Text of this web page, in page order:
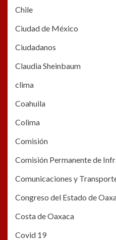
Chile
Ciudad de México
Ciudadanos
Claudia Sheinbaum
clima
Coahuila
Colima
Comisión
Comisión Permanente de
Comunicaciones y
Congreso del Estado de
Costa de Oaxaca
Covid 19